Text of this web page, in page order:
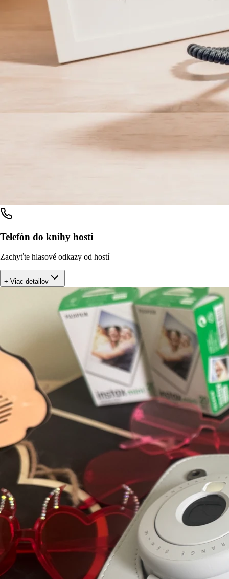
Telefón do knihy hostí
Zachyťte hlasové odkazy od hostí
+ Viac detailov